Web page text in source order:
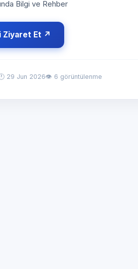
Bilgi ve Rehber
Ziyaret Et ↗
29 Jun 2026👁 6 görüntülenme